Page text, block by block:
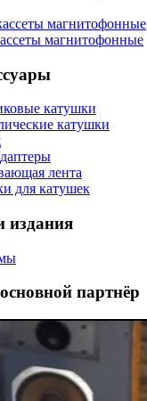
магнитофонные
магнитофонные
катушки
катушки
лента
для катушек
партнёр